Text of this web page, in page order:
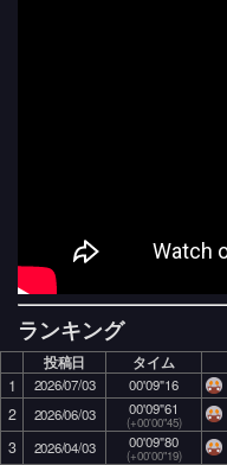
ランキング
投稿日 タイム
1 2026/07/03 00'09"16
2
2026/06/03 00'09"61
(+00'00"45)
3
2026/04/03 00'09"80
(+00'00"19)